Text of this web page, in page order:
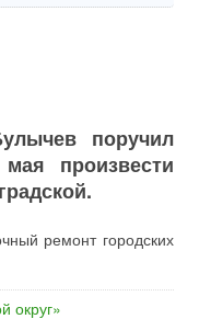
поручил
произвести
ремонт городских
округ»